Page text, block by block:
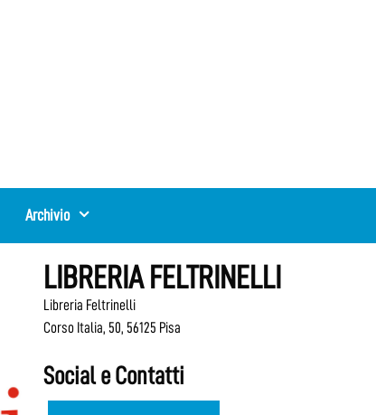
Archivio
LIBRERIA FELTRINELLI
Libreria Feltrinelli
Corso Italia, 50, 56125 Pisa
Social e Contatti